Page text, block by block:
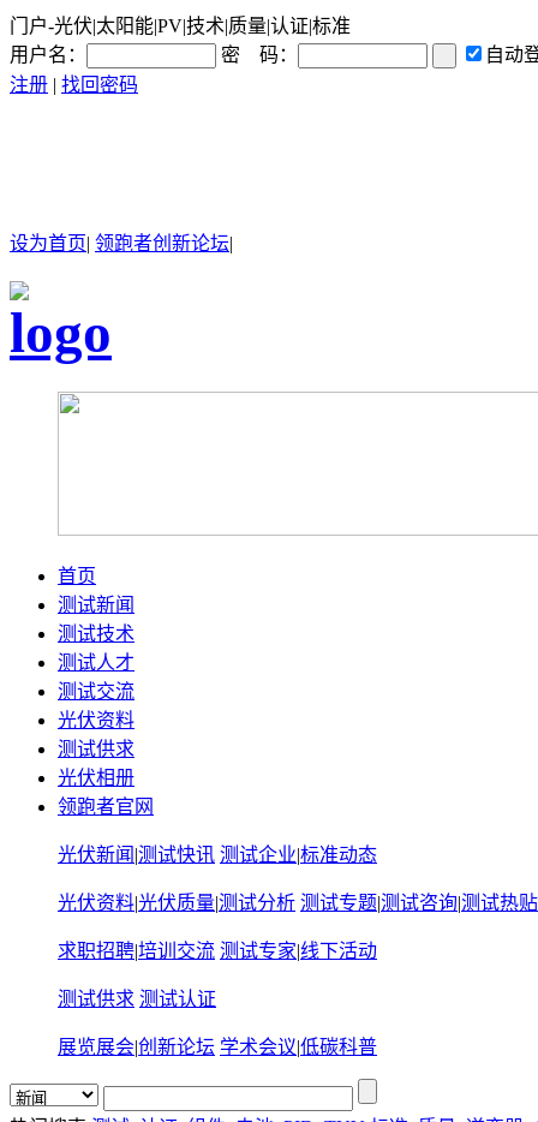
门户-光伏|太阳能|PV|技术|质量|认证|标准
用户名：
密 码：
自动
注册 | 找回密码
设为首页| 领跑者创新论坛|
首页
测试新闻
测试技术
测试人才
测试交流
光伏资料
测试供求
光伏相册
领跑者官网
光伏新闻 |测试快讯 测试企业|标准动态
光伏资料|光伏质量|测试分析 测试专题|测试咨询|测试热贴
求职招聘|培训交流 测试专家|线下活动
测试供求 测试认证
展览展会|创新论坛 学术会议|低碳科普